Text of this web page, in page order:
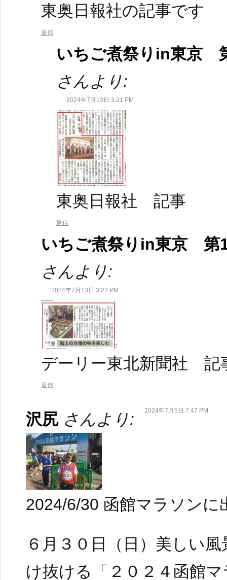
東奥日報社の記事です
返信
いちご煮祭りin東京
さんより:
2024年7月13日 3:21 PM
東奥日報社 記事
返信
いちご煮祭りin東京 第
さんより:
2024年7月13日 3:22 PM
デーリー東北新聞社 記
返信
沢尻 さんより: 2024年7月5日 7:47 PM
2024/6/30 函館マラソンに
６月３０日（日）美しい
け抜ける「２０２４函館